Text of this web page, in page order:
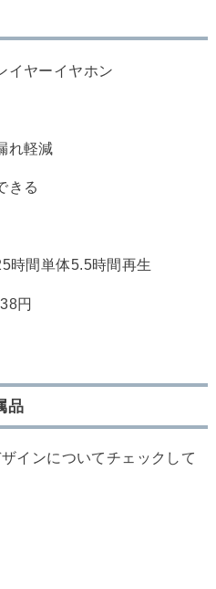
イヤーイヤホン
れ軽減
きる
時間単体5.5時間再生
円
品
インについてチェックして